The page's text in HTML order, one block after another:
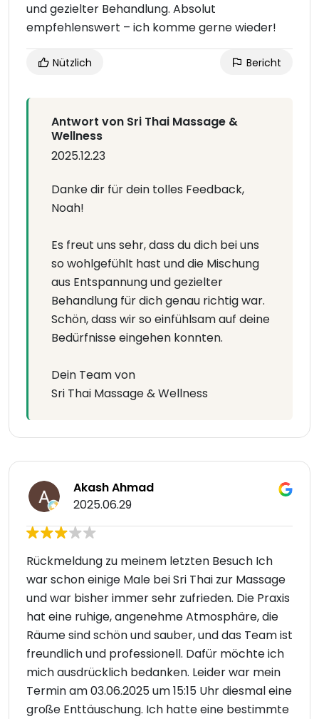
und gezielter Behandlung. Absolut
empfehlenswert – ich komme gerne wieder!
Nützlich Bericht
Antwort von Sri Thai Massage &
Wellness
2025.12.23
Danke dir für dein tolles Feedback,
Noah!
Es freut uns sehr, dass du dich bei uns
so wohlgefühlt hast und die Mischung
aus Entspannung und gezielter
Behandlung für dich genau richtig war.
Schön, dass wir so einfühlsam auf deine
Bedürfnisse eingehen konnten.
Dein Team von
Sri Thai Massage & Wellness
Akash Ahmad
2025.06.29
Rückmeldung zu meinem letzten Besuch Ich
war schon einige Male bei Sri Thai zur Massage
und war bisher immer sehr zufrieden. Die Praxis
hat eine ruhige, angenehme Atmosphäre, die
Räume sind schön und sauber, und das Team ist
freundlich und professionell. Dafür möchte ich
mich ausdrücklich bedanken. Leider war mein
Termin am 03.06.2025 um 15:15 Uhr diesmal eine
große Enttäuschung. Ich hatte eine bestimmte